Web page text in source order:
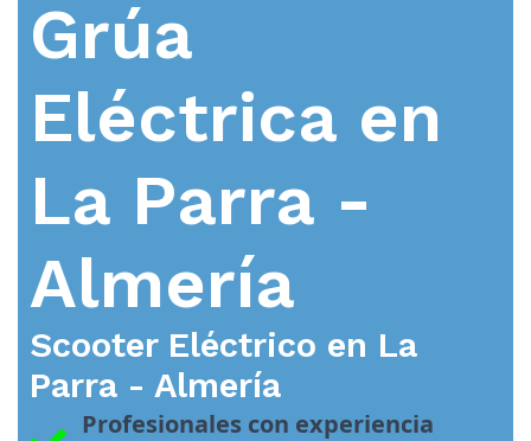
Grúa
Eléctrica en
La Parra -
Almería
Scooter Eléctrico en La
Parra - Almería
Profesionales con experiencia